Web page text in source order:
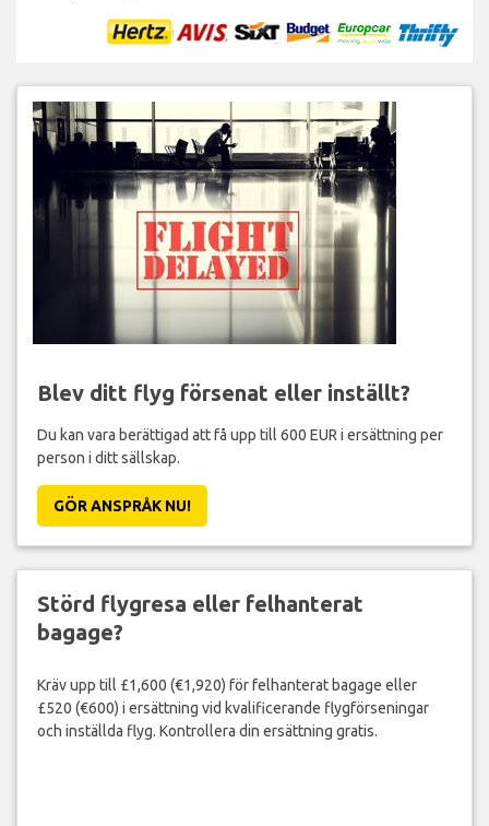
Blev ditt flyg försenat eller inställt?
Du kan vara berättigad att få upp till 600 EUR i ersättning per
person i ditt sällskap.
GÖR ANSPRÅK NU!
Störd flygresa eller felhanterat
bagage?
Kräv upp till £1,600 (€1,920) för felhanterat bagage eller
£520 (€600) i ersättning vid kvalificerande flygförseningar
och inställda flyg. Kontrollera din ersättning gratis.